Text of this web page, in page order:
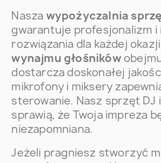
Nasza wypożyczalnia
gwarantuje profesjonalizm i
rozwiązania dla każdej
wynajmu głośników
dostarcza doskonałej
mikrofony i miksery
sterowanie. Nasz sprzęt DJ
sprawią, że Twoja impreza
niezapomniana.
Jeżeli pragniesz stworzyć